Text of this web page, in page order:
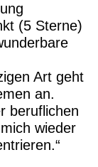
(5 Sterne)
Art geht
an.
beruflichen
wieder